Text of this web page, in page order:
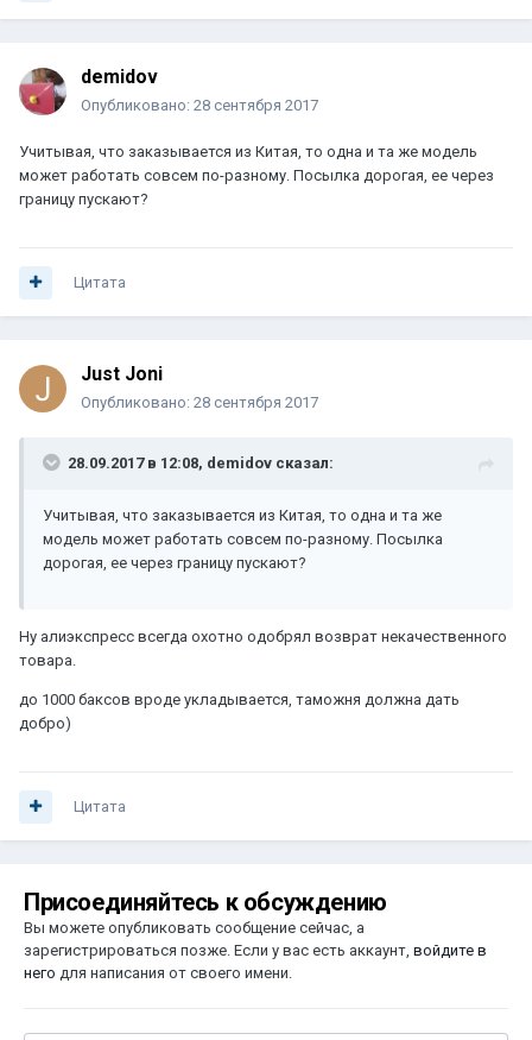
demidov
Опубликовано: 28 сентября 2017
Учитывая, что заказывается из Китая, то одна и та же модель
может работать совсем по-разному. Посылка дорогая, ее через
границу пускают?
Цитата
Just Joni
Опубликовано: 28 сентября 2017
28.09.2017 в 12:08, demidov сказал:
Учитывая, что заказывается из Китая, то одна и та же
модель может работать совсем по-разному. Посылка
дорогая, ее через границу пускают?
Ну алиэкспресс всегда охотно одобрял возврат некачественного
товара.
до 1000 баксов вроде укладывается, таможня должна дать
добро)
Цитата
Присоединяйтесь к обсуждению
Вы можете опубликовать сообщение сейчас, а
зарегистрироваться позже. Если у вас есть аккаунт, войдите в
него для написания от своего имени.